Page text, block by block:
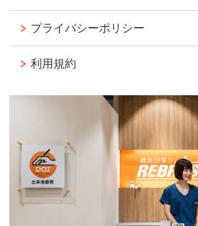
プライバシーポリシー
利用規約